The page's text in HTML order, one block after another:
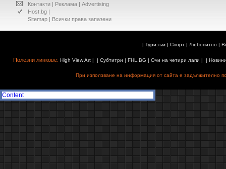
Контакти | Реклама | Advertising
Host.bg |
Sitemap | Всички права запазени
| Туризъм| Спорт| Любопитно|
Полезни линкове: High View Art| | Субтитри | FHL.BG | Очи на четири лапи | |
При използване на информация от сайта е задължително
Content